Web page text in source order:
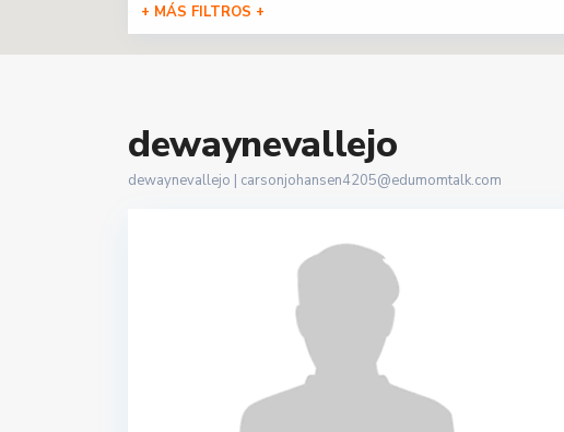
+ MÁS FILTROS +
dewaynevallejo
dewaynevallejo | carsonjohansen4205@edumomtalk.com